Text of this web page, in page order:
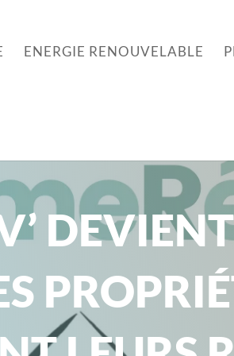
ENERGIE RENOUVELABLE